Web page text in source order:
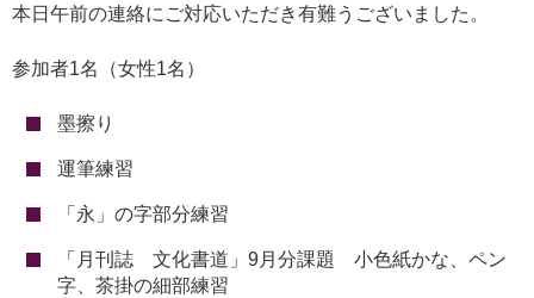
本日午前の連絡にご対応いただき有難うございました。
参加者1名（女性1名）
墨擦り
運筆練習
「永」の字部分練習
「月刊誌 文化書道」9月分課題 小色紙かな、ペン
字、茶掛の細部練習